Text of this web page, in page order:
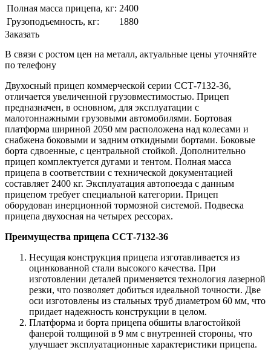
Полная масса прицепа, кг: 2400
Грузоподъемность, кг:
1880
Заказать
В связи с ростом цен на металл, актуальные цены уточняйте
по телефону
Двухосный прицеп коммерческой серии ССТ-7132-36,
отличается увеличенной грузовместимостью. Прицеп
предназначен, в основном, для эксплуатации с
малотоннажными грузовыми автомобилями. Бортовая
платформа шириной 2050 мм расположена над колесами и
снабжена боковыми и задним откидными бортами. Боковые
борта сдвоенные, с центральной стойкой. Дополнительно
прицеп комплектуется дугами и тентом. Полная масса
прицепа в соответствии с технической документацией
составляет 2400 кг. Эксплуатация автопоезда с данным
прицепом требует специальной категории. Прицеп
оборудован инерционной тормозной системой. Подвеска
прицепа двухосная на четырех рессорах.
Преимущества прицепа ССТ-7132-36
Несущая конструкция прицепа изготавливается из
оцинкованной стали высокого качества. При
изготовлении деталей применяется технология лазерной
резки, что позволяет добиться идеальной точности. Две
оси изготовлены из стальных труб диаметром 60 мм, что
придает надежность конструкции в целом.
Платформа и борта прицепа обшиты влагостойкой
фанерой толщиной в 9 мм с внутренней стороны, что
улучшает эксплуатационные характеристики прицепа.